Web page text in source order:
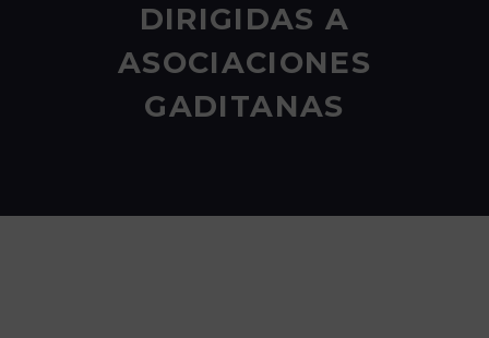
DIRIGIDAS A
ASOCIACIONES
GADITANAS